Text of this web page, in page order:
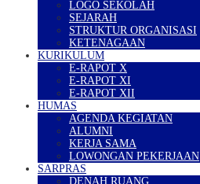
LOGO SEKOLAH
SEJARAH
STRUKTUR ORGANISASI
KETENAGAAN
KURIKULUM
E-RAPOT X
E-RAPOT XI
E-RAPOT XII
HUMAS
AGENDA KEGIATAN
ALUMNI
KERJA SAMA
LOWONGAN PEKERJAAN
SARPRAS
DENAH RUANG